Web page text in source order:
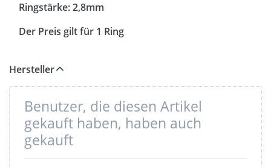
Ringstärke: 2,8mm
Der Preis gilt für 1 Ring
Hersteller
Benutzer, die diesen Artikel
gekauft haben, haben auch
gekauft